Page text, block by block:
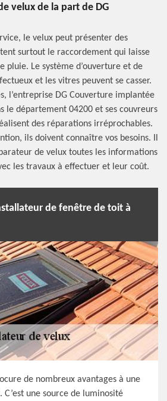
velux de la part de DG
le velux peut présenter des
surtout le raccordement qui laisse
pluie. Le système d’ouverture et de
et les vitres peuvent se casser.
l’entreprise DG Couverture implantée
le département 04200 et ses couvreurs
des réparations irréprochables.
ils doivent connaître vos besoins. Il
de velux toutes les informations
les travaux à effectuer et leur coût.
de fenêtre de toit à
de nombreux avantages à une
une source de luminosité